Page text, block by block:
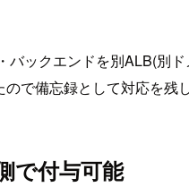
バックエンドを別ALB(別
で備忘録として対応を残
で付与可能